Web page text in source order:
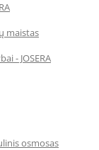
maistas
- JOSERA
osmosas